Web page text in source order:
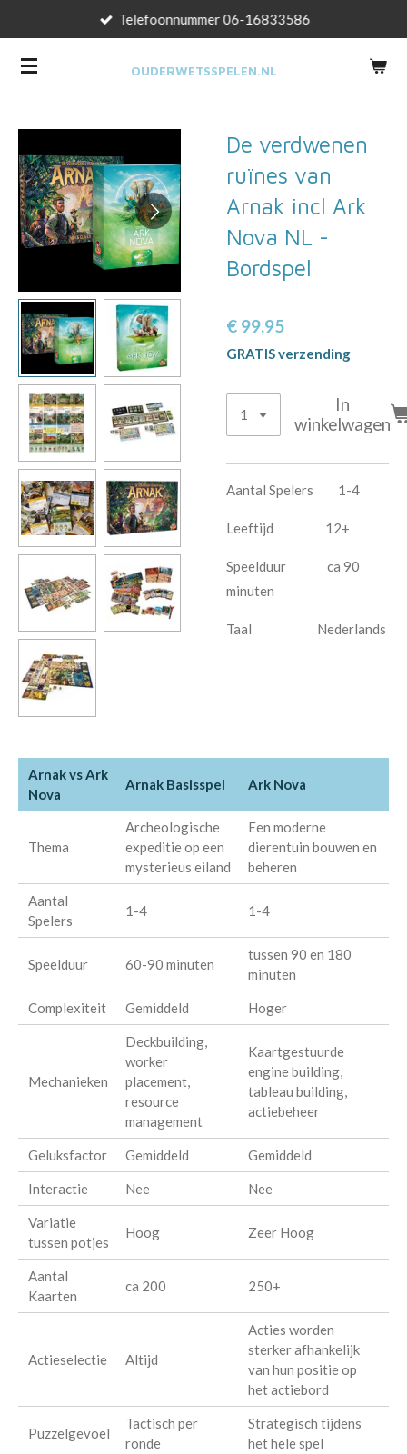
naar
OUDERWETSSPELEN.NL
Telefoonnummer 06-16833586
De verdwenen
ruïnes van
Arnak incl Ark
Nova NL -
Bordspel
€ 99,95
GRATIS verzending
In
winkelwagen
Aantal Spelers 1-4
Leeftijd 12+
Speelduur ca 90
minuten
Taal Nederlands
Arnak vs Ark
Nova
Arnak Basisspel Ark Nova
Thema
Archeologische
expeditie op een
mysterieus eiland
Een moderne
dierentuin bouwen en
beheren
Aantal
Spelers
1-4 1-4
Speelduur 60-90 minuten
tussen 90 en 180
minuten
Complexiteit Gemiddeld Hoger
Mechanieken
Deckbuilding,
worker
placement,
resource
management
Kaartgestuurde
engine building,
tableau building,
actiebeheer
Geluksfactor Gemiddeld Gemiddeld
Interactie Nee Nee
Variatie
tussen potjes
Hoog Zeer Hoog
Aantal
Kaarten
ca 200 250+
Actieselectie Altijd
Acties worden
sterker afhankelijk
van hun positie op
het actiebord
Puzzelgevoel
Tactisch per
ronde
Strategisch tijdens
het hele spel